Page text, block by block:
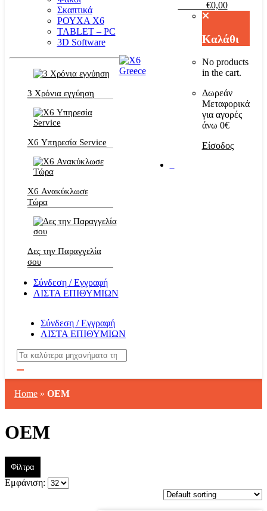
Σκαπτικά
ΡΟΥΧΑ Χ6
TABLET – PC
3D Software
3 Χρόνια εγγύηση
X6 Υπηρεσία Service
X6 Ανακύκλωσε
Τώρα
Δες την Παραγγελία
σου
Σύνδεση / Εγγραφή
ΛΙΣΤΑ ΕΠΙΘΥΜΙΩΝ
€0,00
Καλάθι
No products
in the cart.
Δωρεάν
Μεταφορικά
για αγορές
άνω 0€
Είσοδος
Σύνδεση / Εγγραφή
ΛΙΣΤΑ ΕΠΙΘΥΜΙΩΝ
Αναζήτηση
Home » OEM
OEM
Φίλτρα
Εμφάνιση: